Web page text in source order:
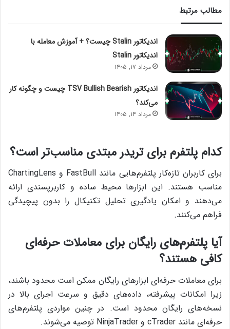
مطالب مرتبط
اندیکاتور Stalin چیست؟ + آموزش معامله با
اندیکاتور Stalin
مرداد ۱۷, ۱۴۰۵
اندیکاتور TSV Bullish Bearish چیست و چگونه کار
می‌کند؟
مرداد ۱۴, ۱۴۰۵
کدام پلتفرم برای تریدر مبتدی مناسب‌تر است؟
برای کاربران تازه‌کار پلتفرم‌هایی مانند FastBull و ChartingLens
مناسب هستند. این ابزارها محیط ساده و کاربرپسندی ارائه
می‌دهند و امکان یادگیری تحلیل تکنیکال را بدون پیچیدگی
فراهم می‌کنند.
آیا پلتفرم‌های رایگان برای معاملات حرفه‌ای
کافی هستند؟
برای معاملات حرفه‌ای ابزارهای رایگان ممکن است محدود باشند،
زیرا امکانات پیشرفته، داده‌های دقیق و سرعت اجرای بالا در
نسخه‌های رایگان محدود است. در چنین مواردی پلتفرم‌های
حرفه‌ای مانند cTrader و NinjaTrader توصیه می‌شوند.